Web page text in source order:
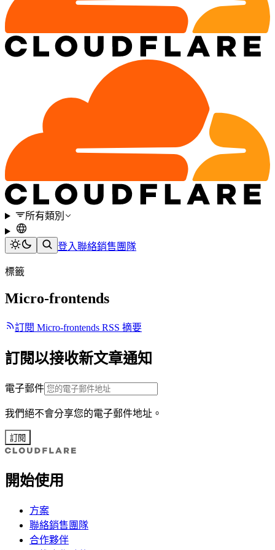
所有類別
登入聯絡銷售團隊
標籤
Micro-frontends
訂閱 Micro-frontends RSS 摘要
訂閱以接收新文章通知
電子郵件
我們絕不會分享您的電子郵件地址。
訂閱
開始使用
方案
聯絡銷售團隊
合作夥伴